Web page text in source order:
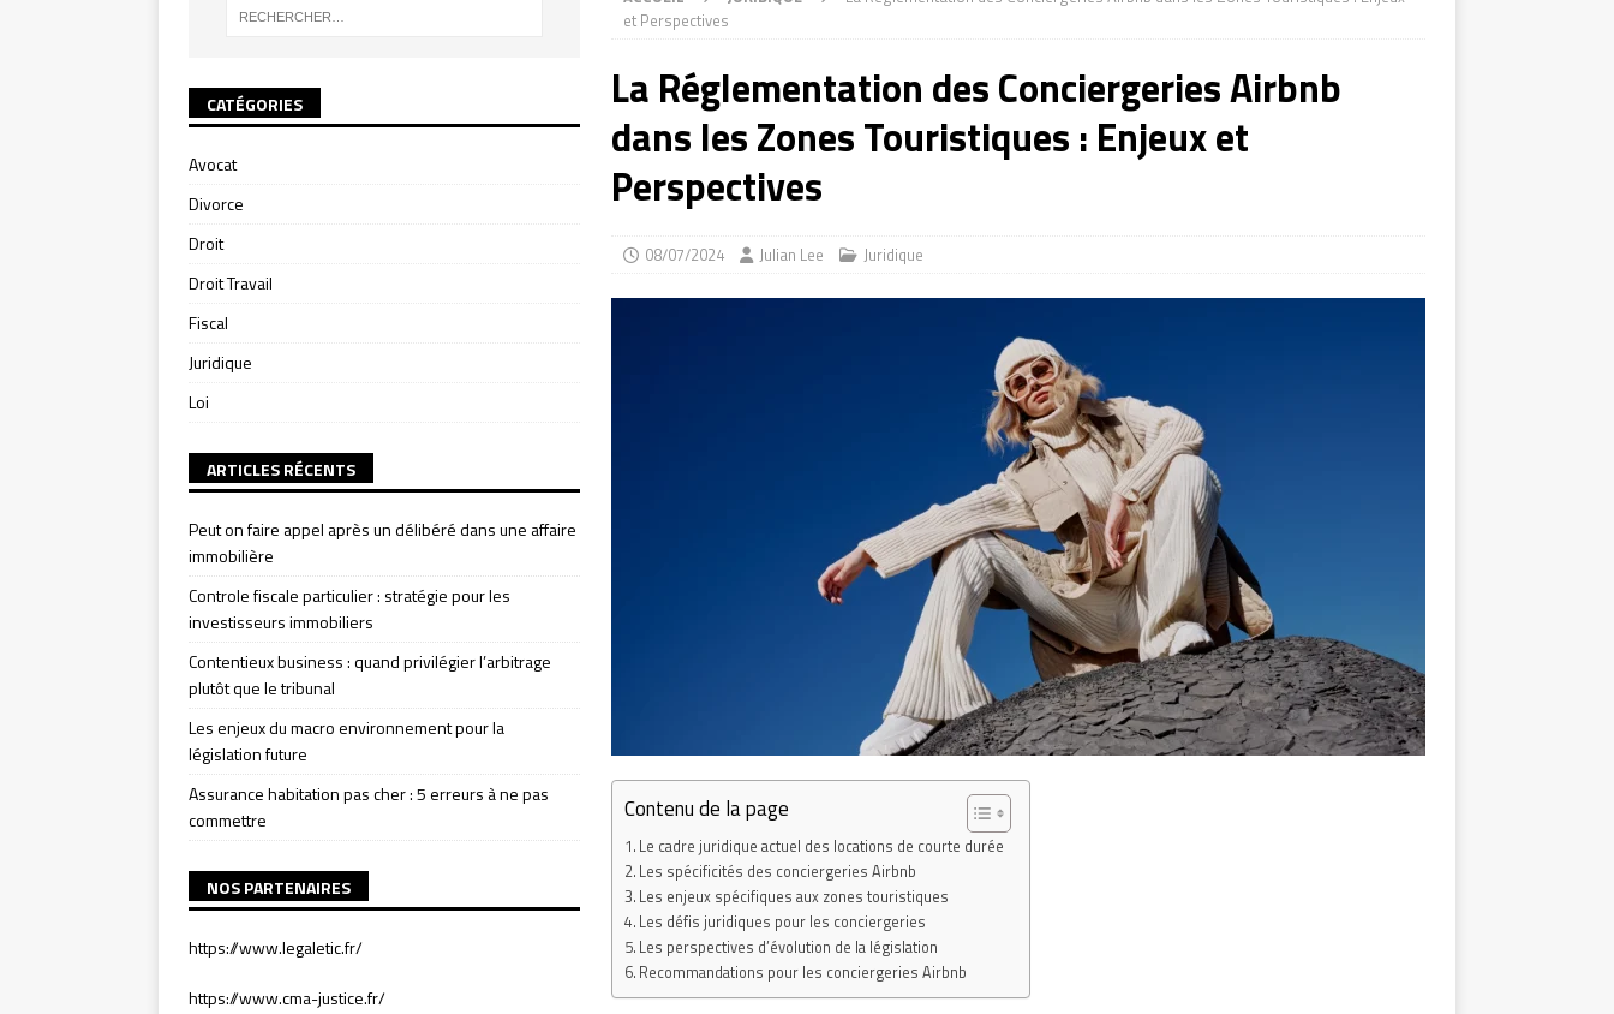
et Perspectives
La Réglementation des Conciergeries Airbnb
dans les Zones Touristiques : Enjeux et
Perspectives
08/07/2024 Julian Lee Juridique
Contenu de la page
Le cadre juridique actuel des locations de courte durée
Les spécificités des conciergeries Airbnb
Les enjeux spécifiques aux zones touristiques
Les défis juridiques pour les conciergeries
Les perspectives d’évolution de la législation
Recommandations pour les conciergeries Airbnb
CATÉGORIES
Avocat
Divorce
Droit
Droit Travail
Fiscal
Juridique
Loi
ARTICLES RÉCENTS
Peut on faire appel après un délibéré dans une affaire
immobilière
Controle fiscale particulier : stratégie pour les
investisseurs immobiliers
Contentieux business : quand privilégier l’arbitrage
plutôt que le tribunal
Les enjeux du macro environnement pour la
législation future
Assurance habitation pas cher : 5 erreurs à ne pas
commettre
NOS PARTENAIRES
https://www.legaletic.fr/
https://www.cma-justice.fr/